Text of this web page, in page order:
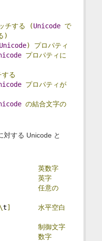
チする (Unicode で
)
Unicode)
プロパティ
プロパティに
する
プロパティが
の結合文字の
対する Unicode と
英数字
英字
任意の
t]
水平空白
制御文字
数字